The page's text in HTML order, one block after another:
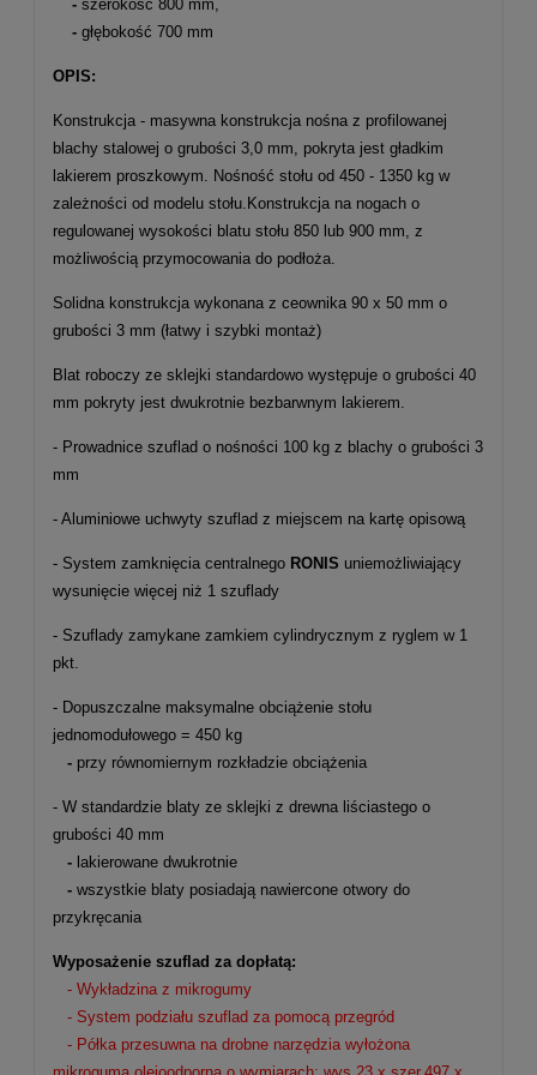
- szerokość 800 mm,
- głębokość 700 mm
OPIS:
Konstrukcja - masywna konstrukcja nośna z profilowanej
blachy stalowej o grubości 3,0 mm, pokryta jest gładkim
lakierem proszkowym. Nośność stołu od 450 - 1350 kg w
zależności od modelu stołu.Konstrukcja na nogach o
regulowanej wysokości blatu stołu 850 lub 900 mm, z
możliwością przymocowania do podłoża.
Solidna konstrukcja wykonana z ceownika 90 x 50 mm o
grubości 3 mm (łatwy i szybki montaż)
Blat roboczy ze sklejki standardowo występuje o grubości 40
mm pokryty jest dwukrotnie bezbarwnym lakierem.
- Prowadnice szuflad o nośności 100 kg z blachy o grubości 3
mm
- Aluminiowe uchwyty szuflad z miejscem na kartę opisową
- System zamknięcia centralnego RONIS uniemożliwiający
wysunięcie więcej niż 1 szuflady
- Szuflady zamykane zamkiem cylindrycznym z ryglem w 1
pkt.
- Dopuszczalne maksymalne obciążenie stołu
jednomodułowego = 450 kg
- przy równomiernym rozkładzie obciążenia
- W standardzie blaty ze sklejki z drewna liściastego o
grubości 40 mm
- lakierowane dwukrotnie
- wszystkie blaty posiadają nawiercone otwory do
przykręcania
Wyposażenie szuflad za dopłatą:
- Wykładzina z mikrogumy
- System podziału szuflad za pomocą przegród
- Półka przesuwna na drobne narzędzia wyłożona